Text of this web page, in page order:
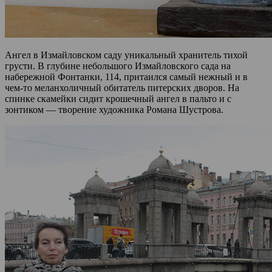
Ангел в Измайловском саду уникальный хранитель тихой
грусти. В глубине небольшого Измайловского сада на
набережной Фонтанки, 114, притаился самый нежный и в
чем-то меланхоличный обитатель питерских дворов. На
спинке скамейки сидит крошечный ангел в пальто и с
зонтиком — творение художника Романа Шустрова.